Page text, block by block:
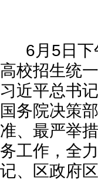
6月5日
高校招生统
习近平总书
国务院决策
准、最严举
务工作，全
记、区政府